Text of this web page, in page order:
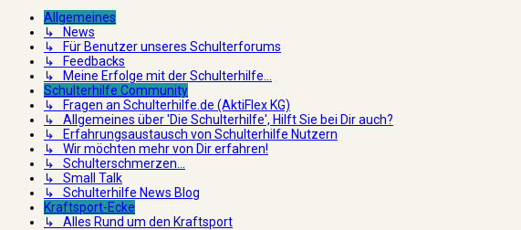
Allgemeines
↳ News
↳ Für Benutzer unseres Schulterforums
↳ Feedbacks
↳ Meine Erfolge mit der Schulterhilfe...
Schulterhilfe Community
↳ Fragen an Schulterhilfe.de (AktiFlex KG)
↳ Allgemeines über 'Die Schulterhilfe', Hilft Sie bei Dir auch?
↳ Erfahrungsaustausch von Schulterhilfe Nutzern
↳ Wir möchten mehr von Dir erfahren!
↳ Schulterschmerzen...
↳ Small Talk
↳ Schulterhilfe News Blog
Kraftsport-Ecke
↳ Alles Rund um den Kraftsport